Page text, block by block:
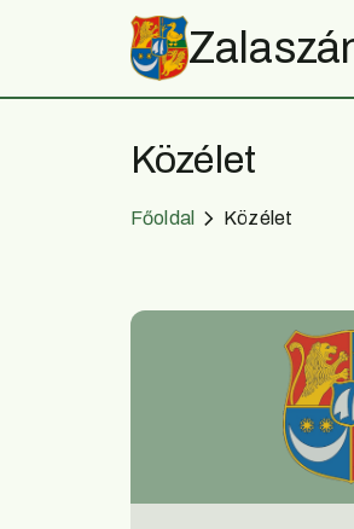
Közélet
Főoldal Közélet